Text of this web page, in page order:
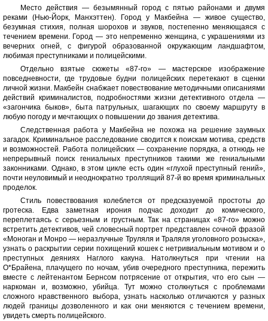
Место действия — безымянный город с пятью районами и двумя
реками (Нью-Йорк, Манхэттен). Город у Макбейна — живое существо,
безумная стихия, полная шорохов и звуков, постепенно меняющаяся с
течением времени. Город — это непременно женщина, с украшениями из
вечерних огней, с фигурой образованной окружающим ландшафтом,
любимая преступниками и полицейскими.
Отдельно взятые сюжеты «87-го» — мастерское изображение
повседневности, где трудовые будни полицейских перетекают в сценки
личной жизни. Макбейн снабжает повествование методичными описаниями
действий криминалистов, подробностями жизни детективного отдела —
«загончика быков», быта патрульных, шагающих по своему маршруту в
любую погоду и мечтающих о повышении до звания детектива.
Следственная работа у Макбейна не похожа на решение заумных
загадок. Криминальное расследование сводится к поискам мотива, средств
и возможностей. Работа полицейских — сохранение порядка, а отнюдь не
непрерывный поиск гениальных преступников такими же гениальными
законниками. Однако, в этом цикле есть один «глухой преступный гений»,
почти неуловимый и неоднократно троллящий 87-й во время криминальных
проделок.
Стиль повествования колеблется от предсказуемой простоты до
гротеска. Едва заметная ирония подчас доходит до комического,
переплетаясь с серьезным и грустным. Так на страницах «87-го» можно
встретить детективов, чей словесный портрет представлен сочной фразой
«Моноган и Монро — неразлучные Труляля и Траляля уголовного розыска»,
узнать о раскрытии серии похищений кошек с нетривиальным мотивом и о
преступных деяниях Наглого какуна. Натолкнуться при чтении на
О*Брайена, плачущего по ночам, убив очередного преступника, пережить
вместе с лейтенантом Бернсом потрясение от открытия, что его сын —
наркоман и, возможно, убийца. Тут можно столкнуться с проблемами
сложного нравственного выбора, узнать насколько отличаются у разных
людей границы дозволенного и как они меняются с течением времени,
увидеть смерть полицейского.